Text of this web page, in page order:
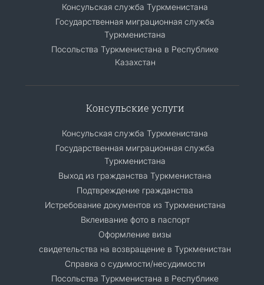
Консульская служба Туркменистана
Государственная миграционная служба
Туркменистана
Посольства Туркменистана в Республике
Казахстан
Консульские услуги
Консульская служба Туркменистана
Государственная миграционная служба
Туркменистана
Выход из гражданства Туркменистана
Подтвреждение гражданства
Истребование документов из Туркменистана
Вклеивание фото в паспорт
Оформление визы
свидетельства на возвращение в Туркменистан
Справка о судимости/несудимости
Посольства Туркменистана в Республике